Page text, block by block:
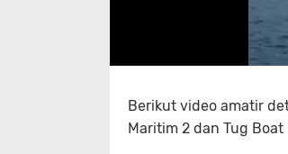
Berikut video amatir
Maritim 2 dan Tug